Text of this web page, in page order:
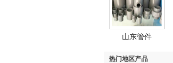
山东管件
热门地区产品